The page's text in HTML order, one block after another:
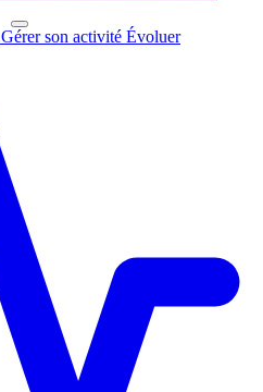
Gérer son activité Évoluer